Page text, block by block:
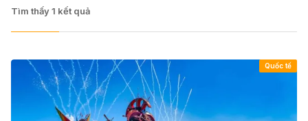
Tìm thấy1 kết quả
Quốc tế